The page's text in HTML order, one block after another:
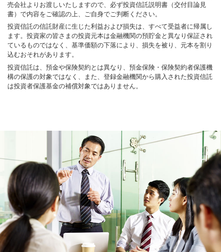
売会社よりお渡しいたしますので、必ず投資信託説明書（交付目論見
書）で内容をご確認の上、ご自身でご判断ください。
投資信託の信託財産に生じた利益および損失は、すべて受益者に帰属し
ます。投資家の皆さまの投資元本は金融機関の預貯金と異なり保証され
ているものではなく、基準価額の下落により、損失を被り、元本を割り
込むおそれがあります。
投資信託は、預金や保険契約とは異なり、預金保険・保険契約者保護機
構の保護の対象ではなく、また、登録金融機関から購入された投資信託
は投資者保護基金の補償対象ではありません。